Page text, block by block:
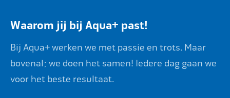
Waarom jij bij Aqua+ past!
Bij Aqua+ werken we met passie en trots. Maar
bovenal; we doen het samen! Iedere dag gaan we
voor het beste resultaat.